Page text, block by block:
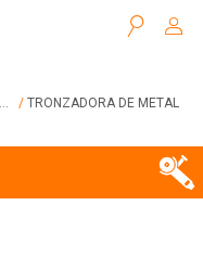
TRONZADORA DE METAL